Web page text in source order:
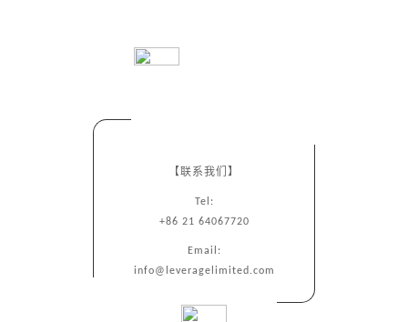
【联系我们】
Tel:
+86 21 64067720
Email:
info@leveragelimited.com